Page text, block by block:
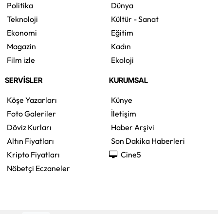
Politika
Teknoloji
Ekonomi
Magazin
Film izle
Dünya
Kültür - Sanat
Eğitim
Kadın
Ekoloji
SERVİSLER
Köşe Yazarları
Foto Galeriler
Döviz Kurları
Altın Fiyatları
Kripto Fiyatları
Nöbetçi Eczaneler
KURUMSAL
Künye
İletişim
Haber Arşivi
Son Dakika Haberleri
Cine5